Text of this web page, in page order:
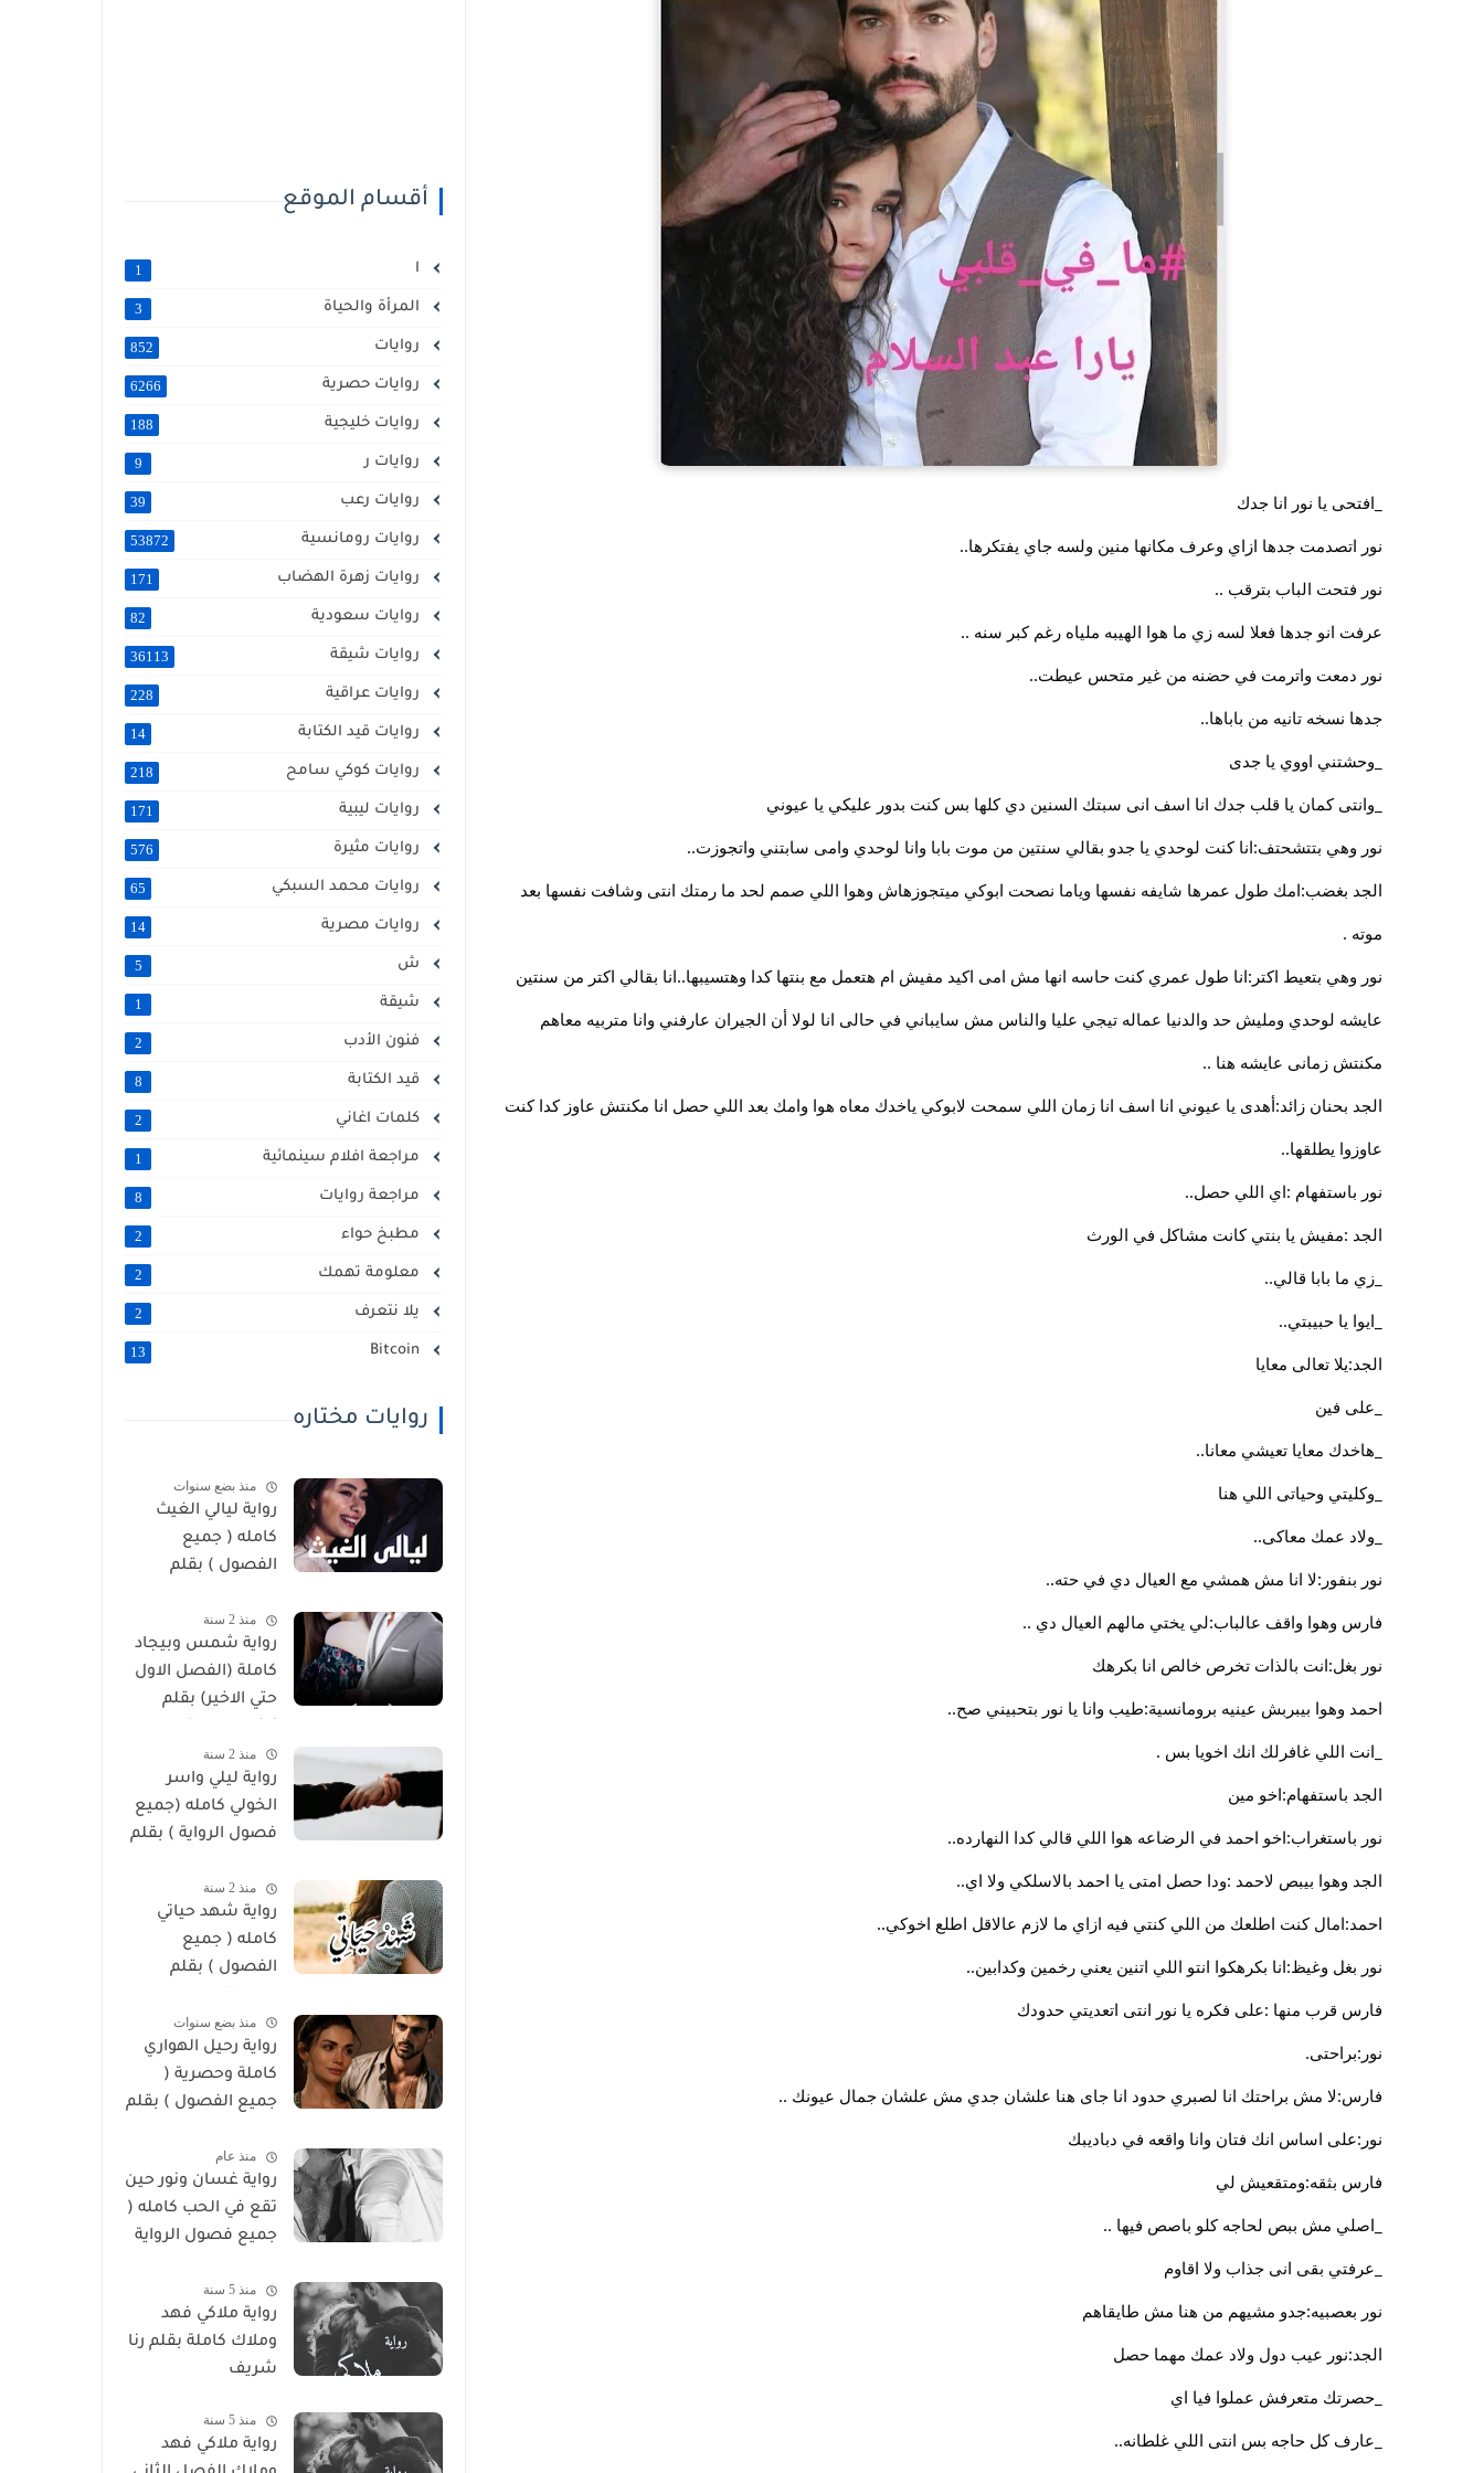
_افتحى يا نور انا جدك
نور اتصدمت جدها ازاي وعرف مكانها منين ولسه جاي يفتكرها..
نور فتحت الباب بترقب ..
عرفت انو جدها فعلا لسه زي ما هوا الهيبه ملياه رغم كبر سنه ..
نور دمعت واترمت في حضنه من غير متحس عيطت..
جدها نسخه تانيه من باباها..
_وحشتني اووي يا جدى
_وانتى كمان يا قلب جدك انا اسف انى سبتك السنين دي كلها بس كنت بدور عليكي يا عيوني
نور وهي بتتشحتف:انا كنت لوحدي يا جدو بقالي سنتين من موت بابا وانا لوحدي وامى سابتني واتجوزت..
الجد بغضب:امك طول عمرها شايفه نفسها وياما نصحت ابوكي ميتجوزهاش وهوا اللي صمم لحد ما رمتك انتى وشافت نفسها بعد
موته .
نور وهي بتعيط اكتر:انا طول عمري كنت حاسه انها مش امى اكيد مفيش ام هتعمل مع بنتها كدا وهتسيبها..انا بقالي اكتر من سنتين
عايشه لوحدي ومليش حد والدنيا عماله تيجي عليا والناس مش سايباني في حالى انا لولا أن الجيران عارفني وانا متربيه معاهم
مكنتش زمانى عايشه هنا ..
الجد بحنان زائد:أهدى يا عيوني انا اسف انا زمان اللي سمحت لابوكي ياخدك معاه هوا وامك بعد اللي حصل انا مكنتش عاوز كدا كنت
عاوزوا يطلقها..
نور باستفهام :اي اللي حصل..
الجد :مفيش يا بنتي كانت مشاكل في الورث
_زي ما بابا قالي..
_ايوا يا حبيبتي..
الجد:يلا تعالى معايا
_على فين
_هاخدك معايا تعيشي معانا..
_وكليتي وحياتى اللي هنا
_ولاد عمك معاكى..
نور بنفور:لا انا مش همشي مع العيال دي في حته..
فارس وهوا واقف عالباب:لي يختي مالهم العيال دي ..
نور بغل:انت بالذات تخرص خالص انا بكرهك
احمد وهوا بيبربش عينيه برومانسية:طيب وانا يا نور بتحبيني صح..
_انت اللي غافرلك انك اخويا بس .
الجد باستفهام:اخو مين
نور باستغراب:اخو احمد في الرضاعه هوا اللي قالي كدا النهارده..
الجد وهوا بيبص لاحمد :ودا حصل امتى يا احمد بالاسلكي ولا اي..
احمد:امال كنت اطلعك من اللي كنتي فيه ازاي ما لازم عالاقل اطلع اخوكي..
نور بغل وغيظ:انا بكرهكوا انتو اللي اتنين يعني رخمين وكدابين..
فارس قرب منها :على فكره يا نور انتى اتعديتي حدودك
نور:براحتى.
فارس:لا مش براحتك انا لصبري حدود انا جاى هنا علشان جدي مش علشان جمال عيونك ..
نور:على اساس انك فتان وانا واقعه في دباديبك
فارس بثقه:ومتقعيش لي
_اصلي مش ببص لحاجه كلو باصص فيها ..
_عرفتي بقى انى جذاب ولا اقاوم
نور بعصبيه:جدو مشيهم من هنا مش طايقاهم
الجد:نور عيب دول ولاد عمك مهما حصل
_حصرتك متعرفش عملوا فيا اي
_عارف كل حاجه بس انتى اللي غلطانه..
أقسام الموقع
ا 1
المرأة والحياة 3
روايات 852
روايات حصرية 6266
روايات خليجية 188
روايات ر 9
روايات رعب 39
روايات رومانسية 53872
روايات زهرة الهضاب 171
روايات سعودية 82
روايات شيقة 36113
روايات عراقية 228
روايات قيد الكتابة 14
روايات كوكي سامح 218
روايات ليبية 171
روايات مثيرة 576
روايات محمد السبكي 65
روايات مصرية 14
ش 5
شيقة 1
فنون الأدب 2
قيد الكتابة 8
كلمات اغاني 2
مراجعة افلام سينمائية 1
مراجعة روايات 8
مطبخ حواء 2
معلومة تهمك 2
يلا نتعرف 2
13
روايات مختاره
منذ بضع سنوات
رواية ليالي الغيث
كامله ( جميع
الفصول ) بقلم
منذ 2 سنة
رواية شمس وبيجاد
كاملة (الفصل الاول
حتي الاخير) بقلم
منذ 2 سنة
رواية ليلي واسر
الخولي كامله (جميع
فصول الرواية ) بقلم
منذ 2 سنة
رواية شهد حياتي
كامله ( جميع
الفصول ) بقلم
منذ بضع سنوات
رواية رحيل الهواري
كاملة وحصرية (
جميع الفصول ) بقلم
منذ عام
رواية غسان ونور حين
تقع في الحب كامله (
جميع فصول الرواية
منذ 5 سنة
رواية ملاكي فهد
وملاك كاملة بقلم رنا
شريف
منذ 5 سنة
رواية ملاكي فهد